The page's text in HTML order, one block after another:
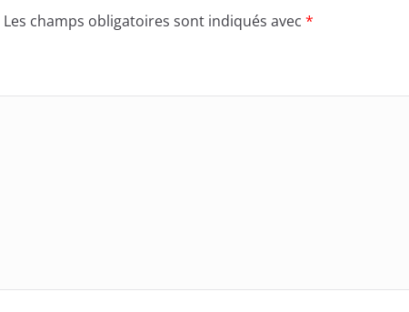
Les champs obligatoires sont indiqués avec *